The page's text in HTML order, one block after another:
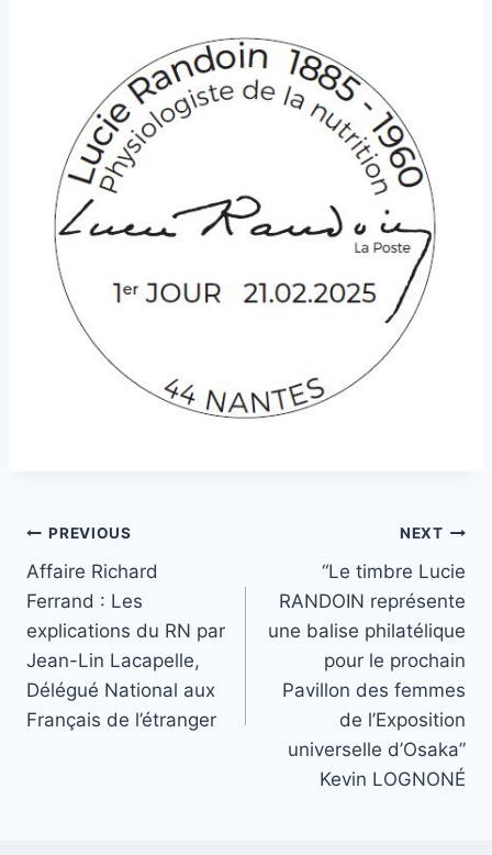
Post
navigation
PREVIOUS
Affaire Richard
Ferrand : Les
explications du RN par
Jean-Lin Lacapelle,
Délégué National aux
Français de l’étranger
NEXT
“Le timbre Lucie
RANDOIN représente
une balise philatélique
pour le prochain
Pavillon des femmes
de l’Exposition
universelle d’Osaka”
Kevin LOGNONÉ